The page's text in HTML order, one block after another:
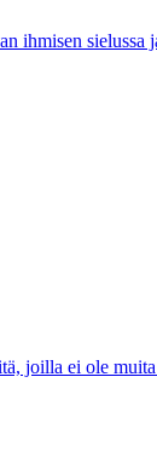
ihmisen
joilla ei ole